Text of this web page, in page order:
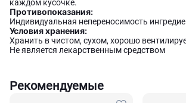
каждом кусочке.
Противопоказания:
Индивидуальная непереносимость
Условия хранения:
Хранить в чистом, сухом, хорошо
Не является лекарственным средством
Рекомендуемые